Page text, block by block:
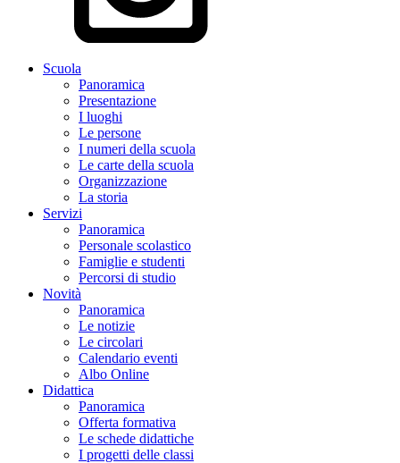
Scuola
Panoramica
Presentazione
I luoghi
Le persone
I numeri della scuola
Le carte della scuola
Organizzazione
La storia
Servizi
Panoramica
Personale scolastico
Famiglie e studenti
Percorsi di studio
Novità
Panoramica
Le notizie
Le circolari
Calendario eventi
Albo Online
Didattica
Panoramica
Offerta formativa
Le schede didattiche
I progetti delle classi